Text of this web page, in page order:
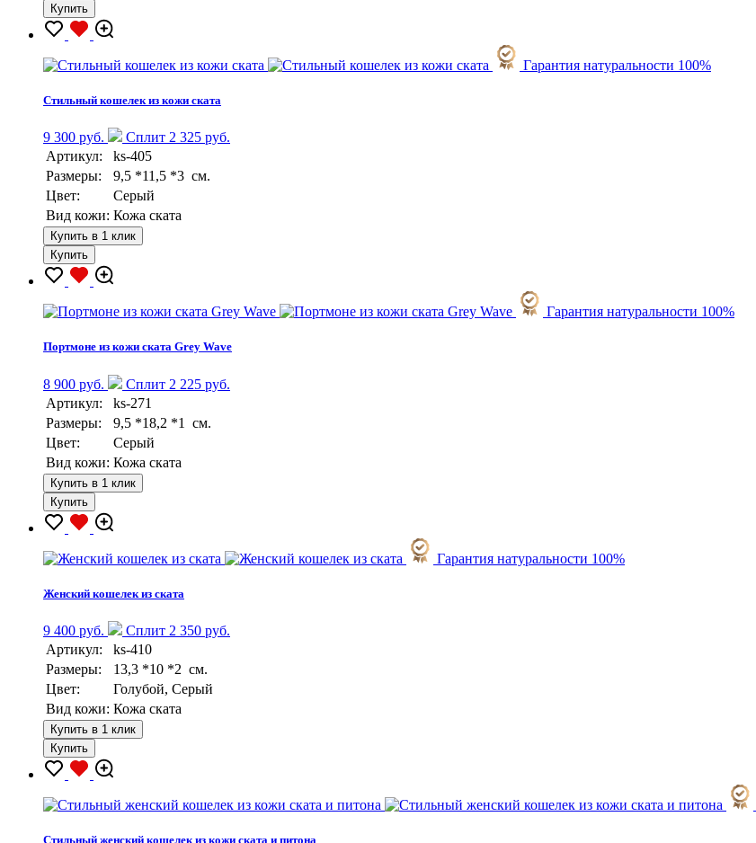
Купить
Гарантия натуральности 100%
Стильный кошелек из кожи ската
9 300 руб.
Сплит 2 325 руб.
Артикул:
ks-405
Размеры:
9,5 *11,5 *3 см.
Цвет:
Серый
Вид кожи: Кожа ската
Купить в 1 клик
Купить
Гарантия натуральности 100%
Портмоне из кожи ската Grey Wave
8 900 руб.
Сплит 2 225 руб.
Артикул:
ks-271
Размеры:
9,5 *18,2 *1 см.
Цвет:
Серый
Вид кожи: Кожа ската
Купить в 1 клик
Купить
Гарантия натуральности 100%
Женский кошелек из ската
9 400 руб.
Сплит 2 350 руб.
Артикул:
ks-410
Размеры:
13,3 *10 *2 см.
Цвет:
Голубой, Серый
Вид кожи: Кожа ската
Купить в 1 клик
Купить
Стильный женский кошелек из кожи ската и питона